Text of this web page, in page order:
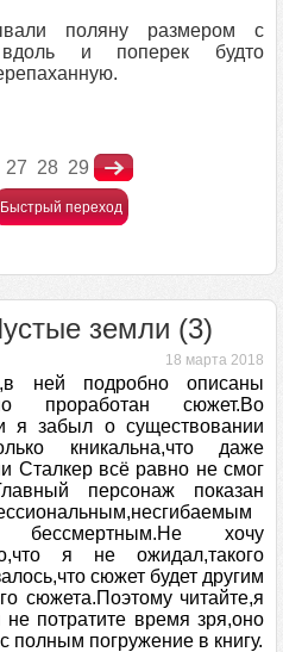
поляну размером с
вдоль и поперек будто
27 28 29
Быстрый переход
земли (3)
18 марта 2018
ней подробно описаны
проработан сюжет.Во
я забыл о существовании
кникальна,что даже
Сталкер всё равно не смог
персонаж показан
хочу
я не ожидал,такого
сюжет будет другим
сюжета.Поэтому читайте,я
потратите время зря,оно
полным погружение в книгу.